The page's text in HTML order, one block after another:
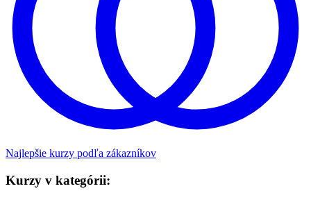
Najlepšie kurzy podľa zákazníkov
Kurzy v kategórii: